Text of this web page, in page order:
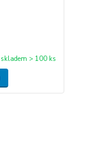
skladem > 100 ks